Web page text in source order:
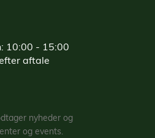
10:00 - 15:00
aftale
nyheder og
og events.